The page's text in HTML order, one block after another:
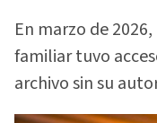
En marzo de
familiar tuvo
archivo sin su